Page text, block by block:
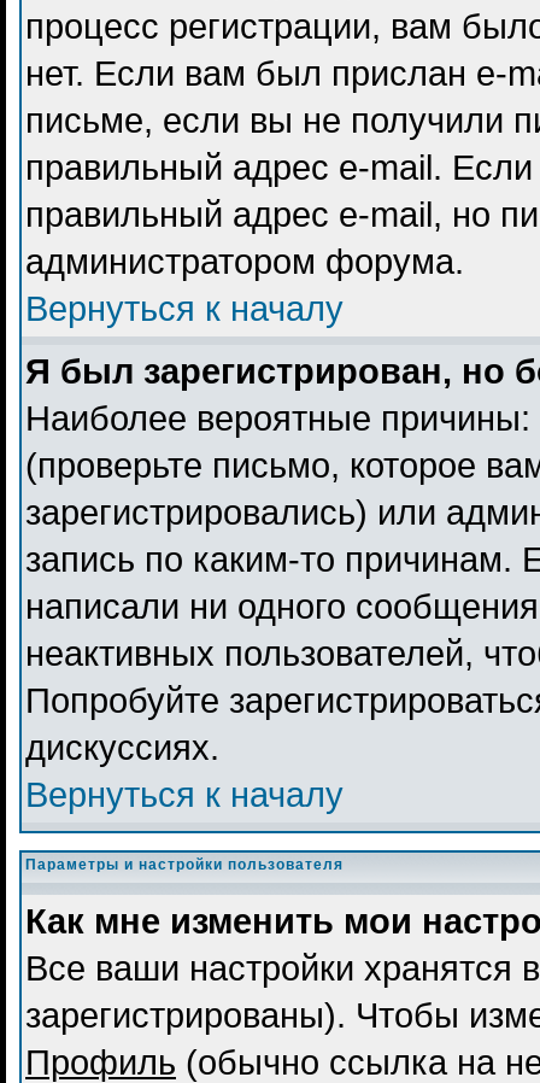
процесс регистрации, вам
нет. Если вам был прислан e-
письме, если вы не получили
правильный адрес e-mail.
правильный адрес e-mail, но
администратором форума.
Вернуться к началу
Я был зарегистрирован, но
Наиболее вероятные
(проверьте письмо, которое
зарегистрировались) или
запись по каким-то причинам.
написали ни одного
неактивных пользователей,
Попробуйте
дискуссиях.
Вернуться к началу
Параметры и настройки пользователя
Как мне изменить мои
Все ваши настройки хранятся
зарегистрированы). Чтобы
Профиль (обычно ссылка на